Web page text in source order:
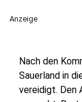
Anzeige
Nach den
Sauerland in
vereidigt. Den